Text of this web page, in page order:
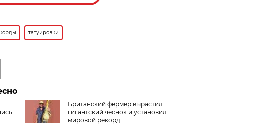
татуировки
Британский фермер вырастил
гигантский чеснок и установил
мировой рекорд